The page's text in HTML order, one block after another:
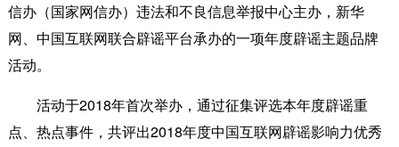
信办（国家网信办）违法和不良信息举报中心主办，新华
网、中国互联网联合辟谣平台承办的一项年度辟谣主题品牌
活动。
活动于2018年首次举办，通过征集评选本年度辟谣重
点、热点事件，共评出2018年度中国互联网辟谣影响力优秀